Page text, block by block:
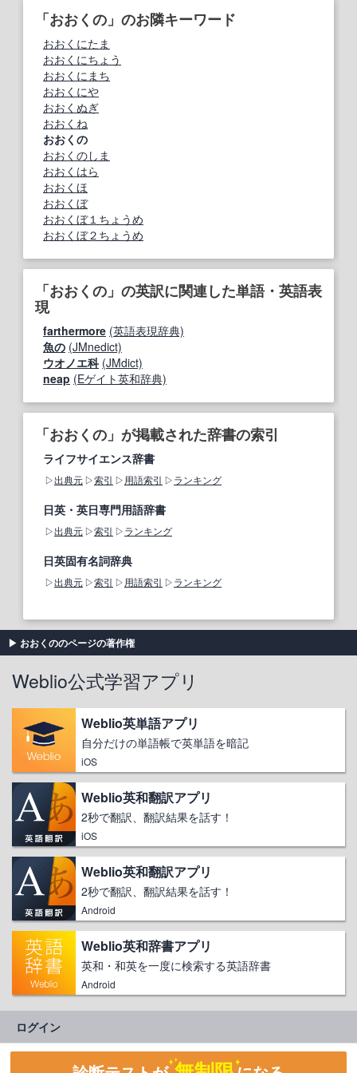
「おおくの」のお隣キーワード
おおくにたま
おおくにちょう
おおくにまち
おおくにや
おおくぬぎ
おおくね
おおくの
おおくのしま
おおくはら
おおくほ
おおくぼ
おおくぼ１ちょうめ
おおくぼ２ちょうめ
「おおくの」の英訳に関連した単語・英語表
現
farthermore (英語表現辞典)
魚の (JMnedict)
ウオノエ科 (JMdict)
neap (Eゲイト英和辞典)
「おおくの」が掲載された辞書の索引
ライフサイエンス辞書
出典元 索引 用語索引 ランキング
日英・英日専門用語辞書
出典元 索引 ランキング
日英固有名詞辞典
出典元 索引 用語索引 ランキング
おおくののページの著作権
Weblio公式学習アプリ
Weblio英単語アプリ
自分だけの単語帳で英単語を暗記
iOS
Weblio英和翻訳アプリ
2秒で翻訳、翻訳結果を話す！
iOS
Weblio英和翻訳アプリ
2秒で翻訳、翻訳結果を話す！
Android
Weblio英和辞書アプリ
英和・和英を一度に検索する英語辞書
Android
ログイン